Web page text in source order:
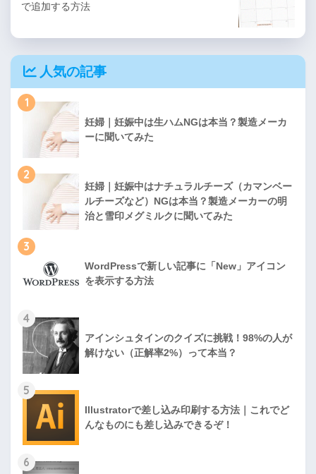
で追加する方法
人気の記事
1
妊婦｜妊娠中は生ハムNGは本当？製造メーカ
ーに聞いてみた
2
妊婦｜妊娠中はナチュラルチーズ（カマンベー
ルチーズなど）NGは本当？製造メーカーの明
治と雪印メグミルクに聞いてみた
3
WordPressで新しい記事に「New」アイコン
を表示する方法
4
アインシュタインのクイズに挑戦！98%の人が
解けない（正解率2%）って本当？
5
Illustratorで差し込み印刷する方法｜これでど
んなものにも差し込みできるぞ！
6